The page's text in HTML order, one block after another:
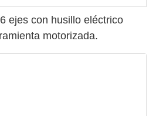
ejes con husillo eléctrico
motorizada.